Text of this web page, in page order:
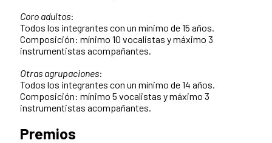
Coro adultos:
Todos los integrantes con un mínimo de 15 años.
Composición: mínimo 10 vocalistas y máximo 3
instrumentistas acompañantes.
Otras agrupaciones:
Todos los integrantes con un mínimo de 14 años.
Composición: mínimo 5 vocalistas y máximo 3
instrumentistas acompañantes.
Premios